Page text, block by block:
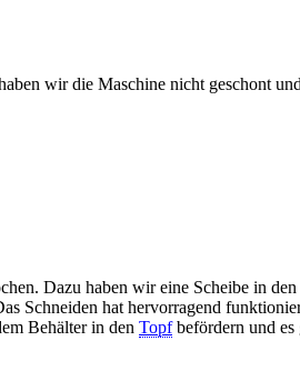
wir die Maschine nicht geschont
Dazu haben wir eine Scheibe in
Schneiden hat hervorragend
Behälter in den Topfbefördern und es